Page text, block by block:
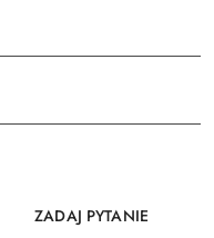
ZADAJ PYTANIE